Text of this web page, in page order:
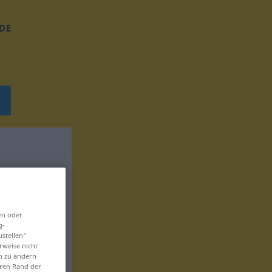
DE
oder
nicht
zu ändern
Rand der